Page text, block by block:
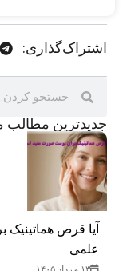
اشتراک‌گذاری:
جدید‌ترین مطالب
آیا قرص
علمی